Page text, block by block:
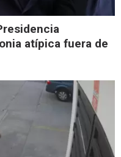
atípica fuera de